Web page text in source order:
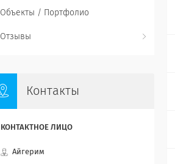
Объекты / Портфолио
Отзывы
Контакты
Айгерим